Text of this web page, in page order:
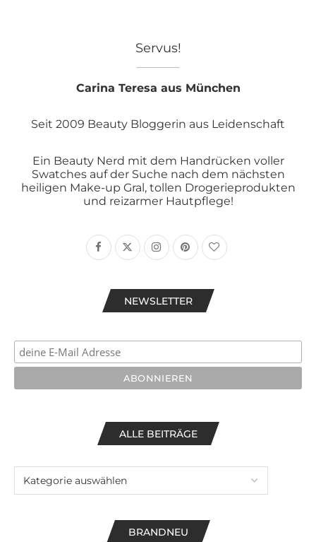
Servus!
Carina Teresa aus München
Seit 2009 Beauty Bloggerin aus Leidenschaft
Ein Beauty Nerd mit dem Handrücken voller
Swatches auf der Suche nach dem nächsten
heiligen Make-up Gral, tollen Drogerieprodukten
und reizarmer Hautpflege!
NEWSLETTER
ALLE BEITRÄGE
BRANDNEU